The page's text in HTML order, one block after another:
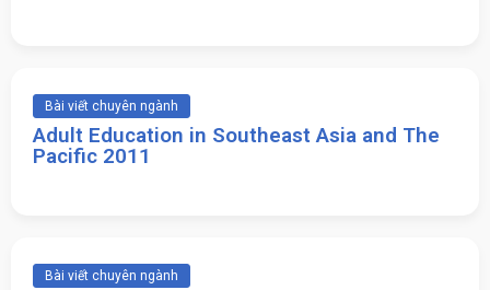
Bài viết chuyên ngành
Adult Education in Southeast Asia and The
Pacific 2011
Bài viết chuyên ngành